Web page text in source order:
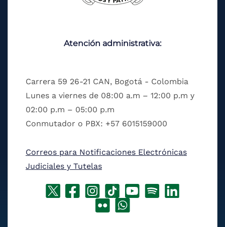
Atención administrativa:
Carrera 59 26-21 CAN, Bogotá - Colombia
Lunes a viernes de 08:00 a.m – 12:00 p.m y
02:00 p.m – 05:00 p.m
Conmutador o PBX: +57 6015159000
Correos para Notificaciones Electrónicas
Judiciales y Tutelas